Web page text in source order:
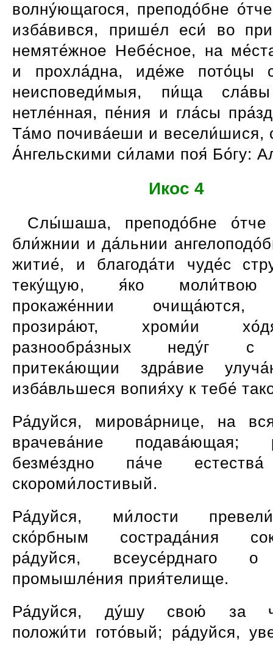
волну́ющагося, преподо́бне
изба́вився, прише́л еси́ во
немяте́жное Небе́сное, на
и прохла́дна, иде́же пото́цы
неисповеди́мыя, пи́ща
нетле́нная, пе́ния и гла́сы
Та́мо почива́еши и весели́шися,
А́нгельскими си́лами поя́ Бо́гу:
Икос 4
Слы́шаша, преподо́бне о́тче
бли́жнии и да́льнии
житие́, и благода́ти чуде́с
теку́щую, я́ко моли́твою
прокаже́ннии очища́ются,
прозира́ют, хроми́и
разнообра́зных неду́г
притека́ющии здра́вие
изба́вльшеся вопия́ху к тебе́
Ра́дуйся, мирова́рнице, на
врачева́ние подава́ющая;
безме́здно па́че
скороми́лостивый.
Ра́дуйся, ми́лости
ско́рбным сострада́ния
ра́дуйся, всеусе́рднаго
промышле́ния прия́телище.
Ра́дуйся, ду́шу свою́ за
положи́ти гото́вый; ра́дуйся,